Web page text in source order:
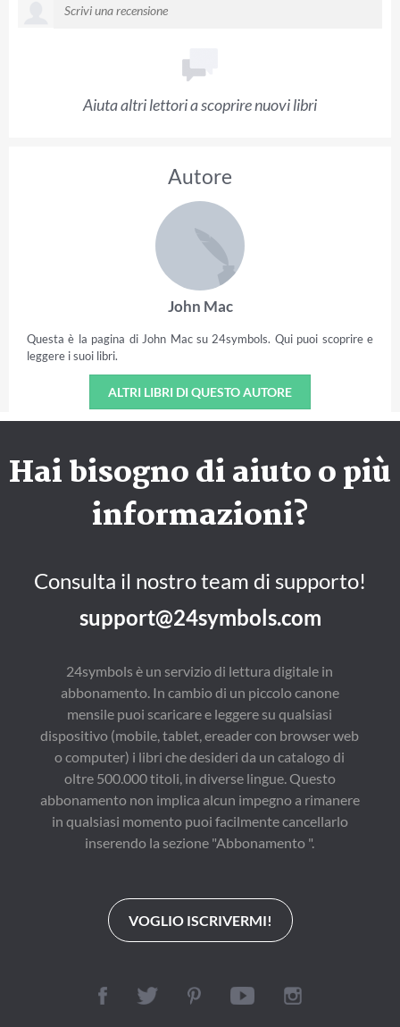
Aiuta altri lettori a scoprire nuovi libri
Autore
John Mac
Questa è la pagina di John Mac su 24symbols. Qui puoi scoprire e
leggere i suoi libri.
ALTRI LIBRI DI QUESTO AUTORE
Hai bisogno di aiuto o più
informazioni?
Consulta il nostro team di supporto!
support@24symbols.com
24symbols è un servizio di lettura digitale in
abbonamento. In cambio di un piccolo canone
mensile puoi scaricare e leggere su qualsiasi
dispositivo (mobile, tablet, ereader con browser web
o computer) i libri che desideri da un catalogo di
oltre 500.000 titoli, in diverse lingue. Questo
abbonamento non implica alcun impegno a rimanere
in qualsiasi momento puoi facilmente cancellarlo
inserendo la sezione "Abbonamento ".
VOGLIO ISCRIVERMI!